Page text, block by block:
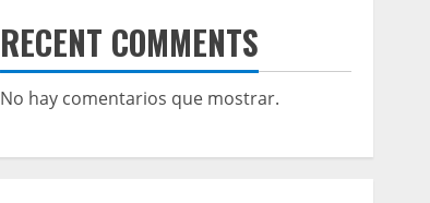
RECENT COMMENTS
No hay comentarios que mostrar.